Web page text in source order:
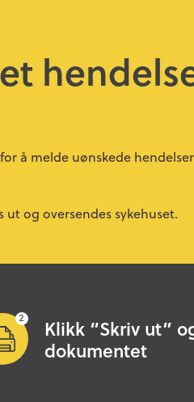
å melde uønskede
ut og oversendes sykehuset.
Klikk “Skriv ut”
dokumentet